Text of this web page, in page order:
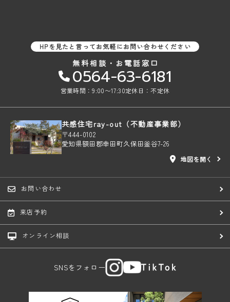
HPを見たと言ってお気軽にお問い合わせください
無料相談・お電話窓口
0564-63-6181
営業時間：9:00〜17:30定休日：不定休
共感住宅ray-out（不動産事業部）
〒444-0102
愛知県額田郡幸田町久保田釜谷7-26
地図を開く
お問い合わせ
来店予約
オンライン相談
SNSをフォロー